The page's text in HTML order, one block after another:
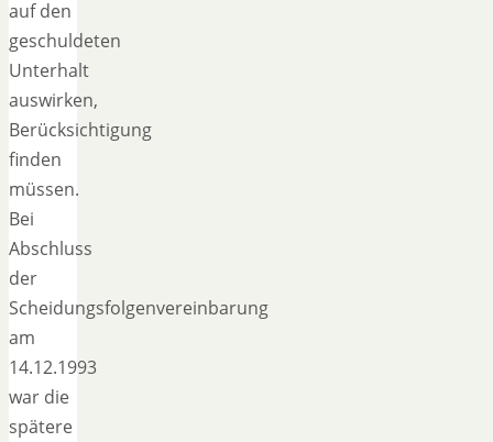
auf den
geschuldeten
Unterhalt
auswirken,
Berücksichtigung
finden
müssen.
Bei
Abschluss
der
Scheidungsfolgenvereinbarung
am
14.12.1993
war die
spätere